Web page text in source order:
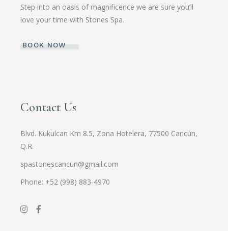
Step into an oasis of magnificence we are sure you’ll
love your time with Stones Spa.
BOOK NOW
Contact Us
Blvd. Kukulcan Km 8.5, Zona Hotelera, 77500 Cancún,
Q.R.
spastonescancun@gmail.com
Phone: +52 (998) 883-4970